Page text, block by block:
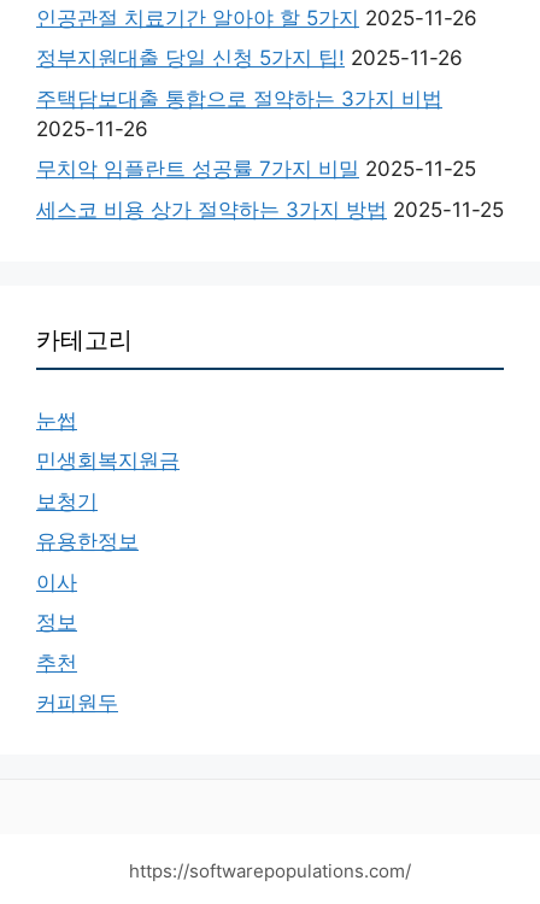
인공관절 치료기간 알아야 할 5가지 2025-11-26
정부지원대출 당일 신청 5가지 팁! 2025-11-26
주택담보대출 통합으로 절약하는 3가지 비법
2025-11-26
무치악 임플란트 성공률 7가지 비밀 2025-11-25
세스코 비용 상가 절약하는 3가지 방법 2025-11-25
카테고리
눈썹
민생회복지원금
보청기
유용한정보
이사
정보
추천
커피원두
https://softwarepopulations.com/